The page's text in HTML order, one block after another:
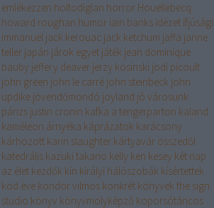
emlékezzen holtodiglan horror Houellebecq
howard roughan humor iain banks idézet ifjúsági
immanuel jack kerouac jack ketchum jaffa janne
teller japán járok egyet játék jean dominique
bauby jeffery deaver jerzy kosinski jodi picoult
john green john le carré john steinbeck john
updike jövendőmondó joyland jó városunk
párizs justin cronin kafka a tengerparton kaland
kaméleon árnyéka káprázatok karácsony
kárhozott karin slaughter kártyavár összedől
katedrális kazuki takano kelly ken kesey két nap
az élet kezdők kín királyi hálószobák kísértettek
köd éve kondor vilmos konkrét könyvek the sign
studio könyv könyvmolyképző koporsótáncos